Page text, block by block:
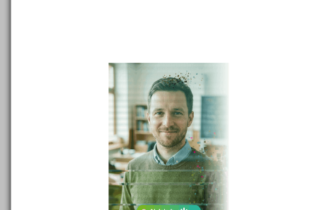
jediná komu je líto,
zkouškám,
jelikož jsem ve
3. ročníku na
gymnáziu,
stále jsem
počítala s
časem, který
mi ještě zbývá
ke studiu na
přijímací